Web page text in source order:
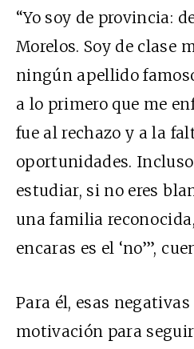
“Yo soy de provincia:
Morelos. Soy de clase
ningún apellido
a lo primero que me
fue al rechazo y a la
oportunidades.
estudiar, si no eres
una familia
encaras es el ‘no’”,
Para él, esas
motivación para